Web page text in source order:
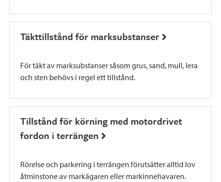
Täkttillstånd för marksubstanser
För täkt av marksubstanser såsom grus, sand, mull, lera
och sten behövs i regel ett tillstånd.
Tillstånd för körning med motordrivet
fordon i terrängen
Rörelse och parkering i terrängen förutsätter alltid lov
åtminstone av markägaren eller markinnehavaren.